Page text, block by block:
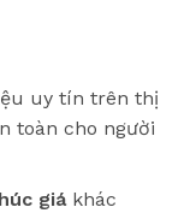
uy tín trên thị
toàn cho người
giákhác